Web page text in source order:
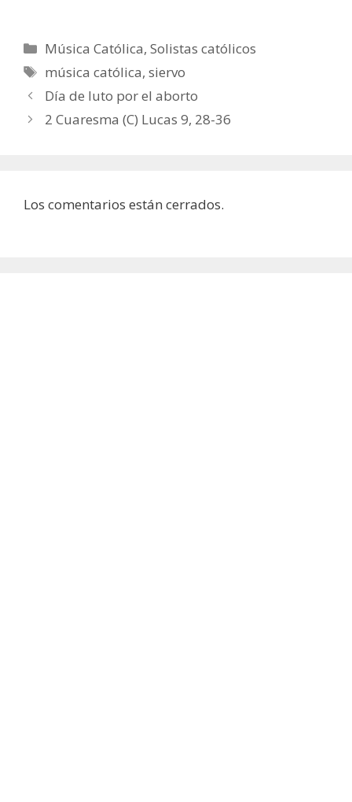
Categorías
Música Católica,Solistas católicos
Etiquetas
música católica,siervo
Día de luto por el aborto
2 Cuaresma (C) Lucas 9, 28-36
Los comentarios están cerrados.